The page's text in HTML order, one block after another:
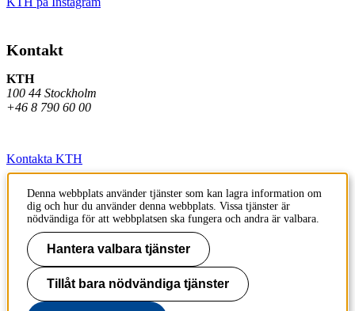
Kontakt
KTH
100 44 Stockholm
+46 8 790 60 00
Kontakta KTH
Jobba på KTH
Press och media
Faktura och betalning KTH
Om KTH:s webbplatser
Denna webbplats använder tjänster som kan lagra information om
dig och hur du använder denna webbplats. Vissa tjänster är
nödvändiga för att webbplatsen ska fungera och andra är valbara.
Hantera valbara tjänster
Tillåt bara nödvändiga tjänster